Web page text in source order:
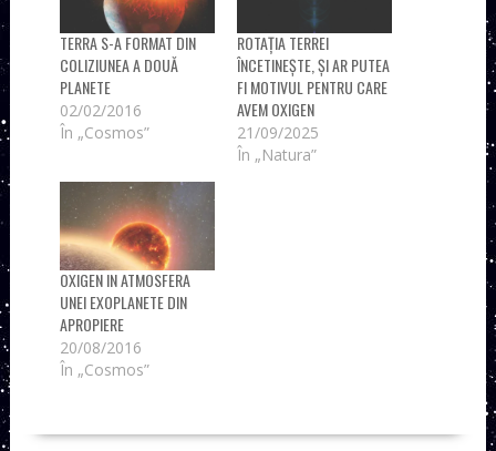
TERRA S-A FORMAT DIN
COLIZIUNEA A DOUĂ
PLANETE
02/02/2016
În „Cosmos”
ROTAȚIA TERREI
ÎNCETINEȘTE, ȘI AR PUTEA
FI MOTIVUL PENTRU CARE
AVEM OXIGEN
21/09/2025
În „Natura”
OXIGEN IN ATMOSFERA
UNEI EXOPLANETE DIN
APROPIERE
20/08/2016
În „Cosmos”